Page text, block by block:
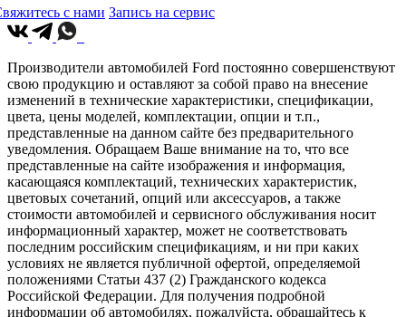
с нами Запись на сервис
Производители автомобилей Ford постоянно совершенствуют
свою продукцию и оставляют за собой право на внесение
изменений в технические характеристики, спецификации,
цвета, цены моделей, комплектации, опции и т.п.,
представленные на данном сайте без предварительного
уведомления. Обращаем Ваше внимание на то, что все
представленные на сайте изображения и информация,
касающаяся комплектаций, технических характеристик,
цветовых сочетаний, опций или аксессуаров, а также
стоимости автомобилей и сервисного обслуживания носит
информационный характер, может не соответствовать
последним российским спецификациям, и ни при каких
условиях не является публичной офертой, определяемой
положениями Статьи 437 (2) Гражданского кодекса
Российской Федерации. Для получения подробной
информации об автомобилях, пожалуйста, обращайтесь к